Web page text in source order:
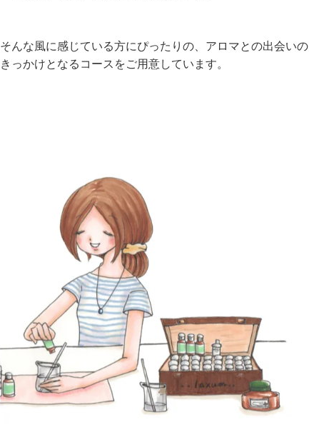
そんな風に感じている方にぴったりの、アロマとの出会いの
きっかけとなるコースをご用意しています。